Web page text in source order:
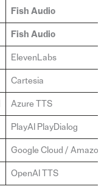
Fish Audio
Fish Audio
ElevenLabs
Cartesia
Azure TTS
PlayAI PlayDialog
Google Cloud / Amazon
OpenAI TTS